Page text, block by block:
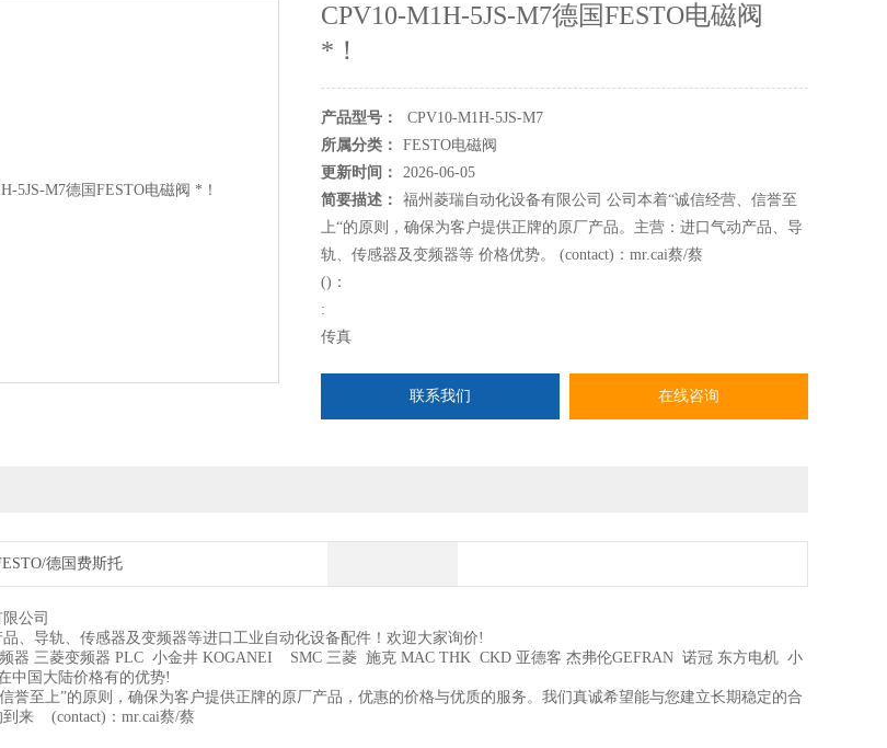
CPV10-M1H-5JS-M7德国FESTO电磁阀
*！
产品型号：
CPV10-M1H-5JS-M7
所属分类：
FESTO电磁阀
更新时间：
2026-06-05
简要描述：
福州菱瑞自动化设备有限公司 公司本着“诚信经营、信誉至
上“的原则，确保为客户提供正牌的原厂产品。主营：进口气动产品、导
轨、传感器及变频器等 价格优势。 (contact)：mr.cai蔡/蔡
()：
:
传真
联系我们
在线咨询
德国费斯托
公司
、导轨、传感器及变频器等进口工业自动化设备配件！欢迎大家询价!
器 三菱变频器 PLC 小金井 KOGANEI SMC 三菱 施克 MAC THK CKD 亚德客 杰弗伦GEFRAN 诺冠 东方电机 小
中国大陆价格有的优势!
誉至上”的原则，确保为客户提供正牌的原厂产品，优惠的价格与优质的服务。我们真诚希望能与您建立长期稳定的合
来 (contact)：mr.cai蔡/蔡